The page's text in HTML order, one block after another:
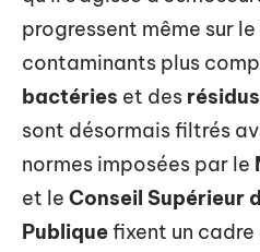
progressent même sur
contaminants plus
bactéries et des
sont désormais filtrés
normes imposées par le
et le Conseil Supérieur
Publiquefixent un